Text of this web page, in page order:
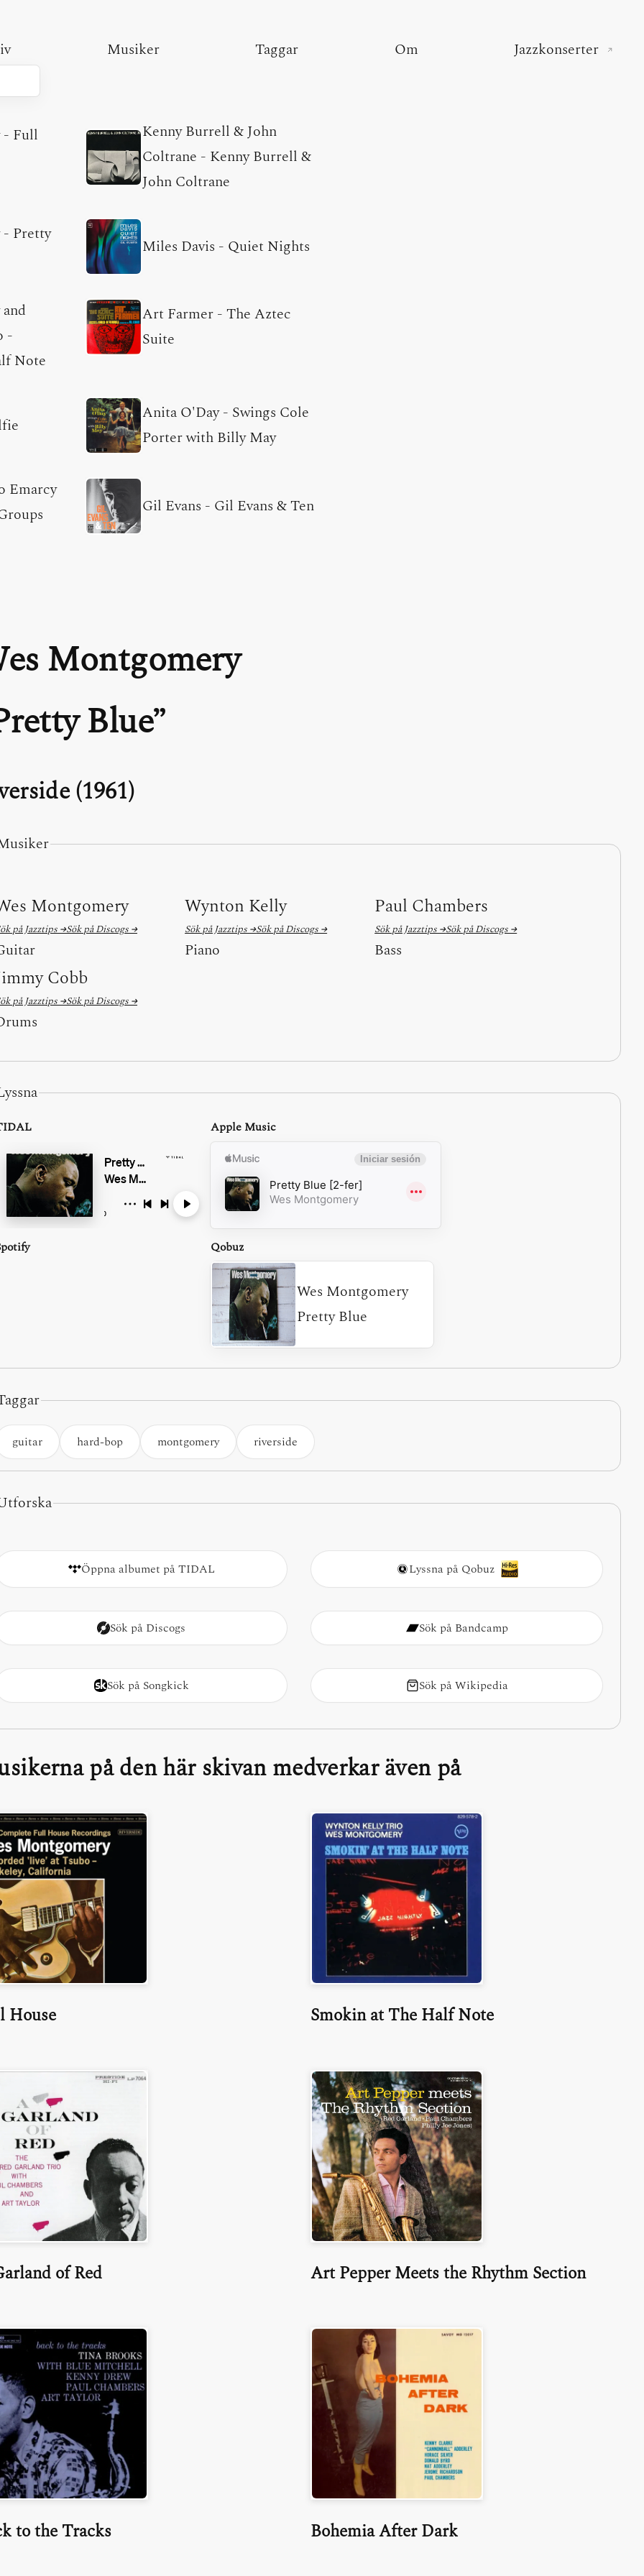
Musiker Taggar Om Jazzkonserter
- Full
Kenny Burrell & John
Coltrane - Kenny Burrell &
John Coltrane
- Pretty
Miles Davis - Quiet Nights
-
Note
Art Farmer- The Aztec
Suite
Anita O'Day- Swings Cole
Porter with Billy May
Emarcy
Gil Evans - Gil Evans & Ten
Montgomery
Blue
(1961)
Montgomery
på Jazztips →Sök på Discogs →
Wynton Kelly
Sök på Jazztips →Sök på Discogs →
Piano
Paul Chambers
Sök på Jazztips →Sök på Discogs →
Bass
Cobb
på Jazztips →Sök på Discogs →
Apple Music
Qobuz
Wes Montgomery
Pretty Blue
guitar hard-bop montgomery riverside
Öppna albumet på TIDAL Lyssna på Qobuz
Sök på Discogs Sök på Bandcamp
Sök på Songkick Sök på Wikipedia
på den här skivan medverkar även på
House Smokin at The Half Note
of Red Art Pepper Meets the Rhythm Section
to the Tracks Bohemia After Dark